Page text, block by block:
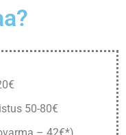
50-80€